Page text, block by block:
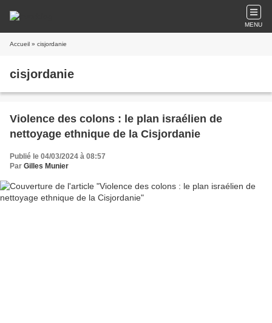
MENU
Accueil » cisjordanie
cisjordanie
Violence des colons : le plan israélien de
nettoyage ethnique de la Cisjordanie
Publié le 04/03/2024 à 08:57
Par Gilles Munier